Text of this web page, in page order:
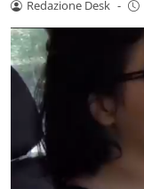
Redazione Desk -